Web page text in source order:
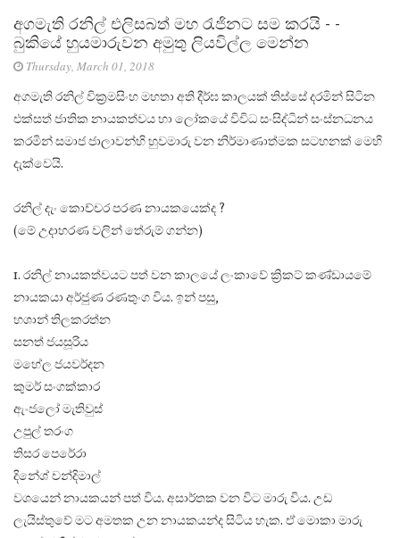
අගමැති රනිල් එලිසබත් මහ රැජිනට සම කරයි - -
බුකියේ හුයමාරුවන අමුතු ලියවිල්ල මෙන්න
Thursday, March 01, 2018
අගමැති රනිල් වික‍්‍රමසිංහ මහතා අති දීර්ඝ කාලයක් තිස්සේ දරමින් සිටින
එක්සත් ජාතික නායකත්වය හා ලෝකයේ විවිධ සංසිද්ධින් සංස්නධනය
කරමින් සමාජ ජාලාවන්හි හුවමාරු වන නිර්මාණාත්මක සටහනක් මෙහි
දැක්වෙයි.
රනිල් දැං කොච්චර පරණ නායකයෙක්ද ?
(මේ උදාහරණ වලින් තේරුම් ගන්න)
1. රනිල් නායකත්වයට පත් වන කාලයේ ලංකාවේ ක්‍රිකට් කණ්ඩායමේ
නායකයා අර්ජුණ රණතුංග විය. ඉන් පසු,
හශාන් තිලකරත්න
සනත් ජයසූරිය
මහේල ජයවර්දන
කුමර් සංගක්කාර
ඇංජලෝ මැතිවුස්
උපුල් තරංග
තිසර පෙරේරා
දිනේශ් චන්දිමාල්
වශයෙන් නායකයන් පත් විය. අසාර්තක වන විට මාරු විය. උඩ
ලැයිස්තුවේ මට අමතක උන නායකයන්ද සිටිය හැක. ඒ මොකා මාරු